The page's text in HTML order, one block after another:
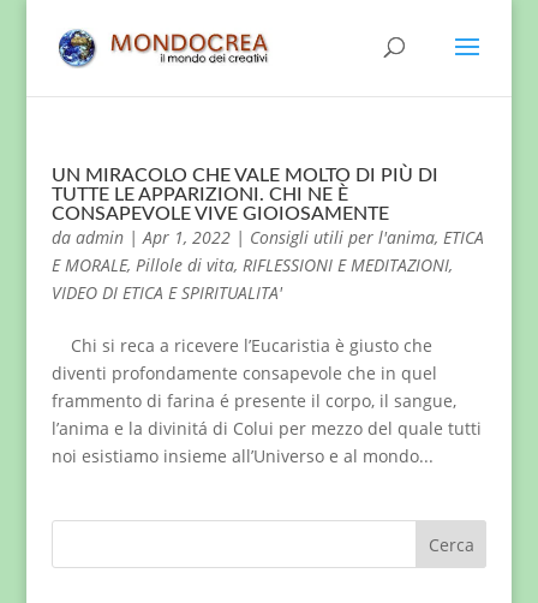
UN MIRACOLO CHE VALE MOLTO DI PIÙ DI
TUTTE LE APPARIZIONI. CHI NE È
CONSAPEVOLE VIVE GIOIOSAMENTE
da admin|Apr 1, 2022| Consigli utili per l'anima, ETICA
E MORALE, Pillole di vita, RIFLESSIONI E MEDITAZIONI,
VIDEO DI ETICA E SPIRITUALITA'
Chi si reca a ricevere l’Eucaristia è giusto che
diventi profondamente consapevole che in quel
frammento di farina é presente il corpo, il sangue,
l’anima e la divinitá di Colui per mezzo del quale tutti
noi esistiamo insieme all’Universo e al mondo...
Cerca